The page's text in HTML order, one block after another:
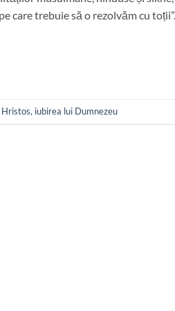
care trebuie să o rezolvăm cu toții”.
Hristos, iubirea lui Dumnezeu